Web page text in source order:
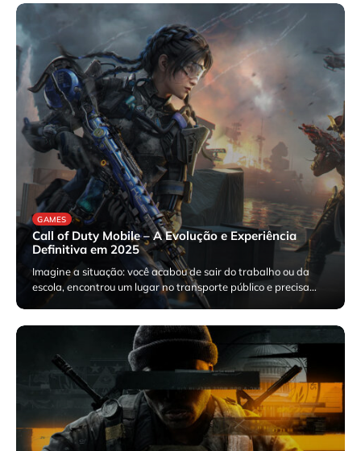
GAMES
Call of Duty Mobile – A Evolução e Experiência
Definitiva em 2025
Imagine a situação: você acabou de sair do trabalho ou da
escola, encontrou um lugar no transporte público e precisa…
agosto 28, 2025